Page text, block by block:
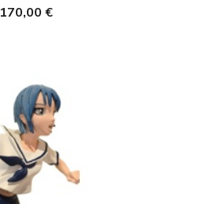
170,00 €